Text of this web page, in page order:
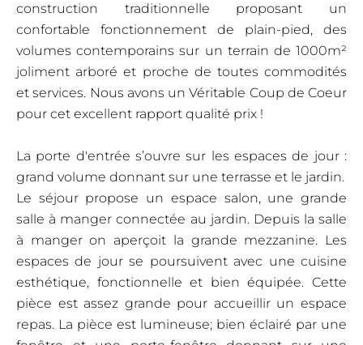
construction traditionnelle proposant un
confortable fonctionnement de plain-pied, des
volumes contemporains sur un terrain de 1000m²
joliment arboré et proche de toutes commodités
et services. Nous avons un Véritable Coup de Coeur
pour cet excellent rapport qualité prix !
La porte d'entrée s’ouvre sur les espaces de jour :
grand volume donnant sur une terrasse et le jardin.
Le séjour propose un espace salon, une grande
salle à manger connectée au jardin. Depuis la salle
à manger on aperçoit la grande mezzanine. Les
espaces de jour se poursuivent avec une cuisine
esthétique, fonctionnelle et bien équipée. Cette
pièce est assez grande pour accueillir un espace
repas. La pièce est lumineuse; bien éclairé par une